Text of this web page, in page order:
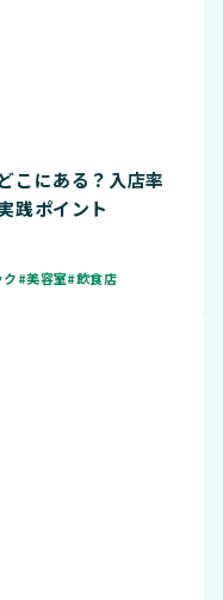
こにある？入店率
践ポイント
#美容室#飲食店